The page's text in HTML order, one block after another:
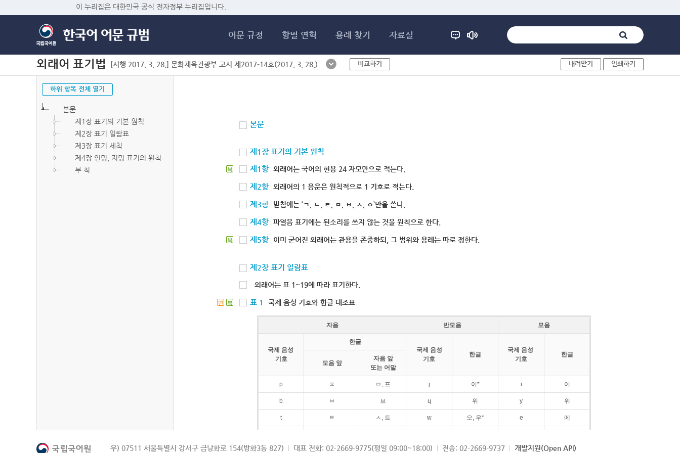
이 누리집은 대한민국 공식 전자정부 누리집입니다.
어문 규정 항별 연혁 용례 찾기 자료실
외래어 표기법 [시행 2017. 3. 28.] 문화체육관광부 고시 제2017-14호(2017. 3. 28.) 비교하기 내려받기 인쇄하기
하위 항목 전체 열기
본문
제1장 표기의 기본 원칙
제2장 표기 일람표
제3장 표기 세칙
제4장 인명, 지명 표기의 원칙
부 칙
본문
제1장 표기의 기본 원칙
북 제1항 외래어는 국어의 현용 24 자모만으로 적는다.
제2항 외래어의 1 음운은 원칙적으로 1 기호로 적는다.
제3항 받침에는 ‘ㄱ, ㄴ, ㄹ, ㅁ, ㅂ, ㅅ, ㅇ’만을 쓴다.
제4항 파열음 표기에는 된소리를 쓰지 않는 것을 원칙으로 한다.
북 제5항 이미 굳어진 외래어는 관용을 존중하되, 그 범위와 용례는 따로 정한다.
제2장 표기 일람표
외래어는 표 1~19에 따라 표기한다.
연 북 표 1 국제 음성 기호와 한글 대조표
자음 반모음 모음
국제 음성
기호
한글
국제 음성
기호
한글
국제 음성
기호
한글
모음 앞
자음 앞
또는 어말
p ㅍ ㅂ, 프 j 이* i 이
b ㅂ 브 ɥ 위 y 위
t ㅌ ㅅ, 트 w 오, 우* e 에
k ㅋ ㄱ, 크 ɛ 에
우) 07511 서울특별시 강서구 금낭화로 154(방화3동 827) 대표 전화: 02-2669-9775(평일 09:00~18:00) 전송: 02-2669-9737 개발지원(Open API)